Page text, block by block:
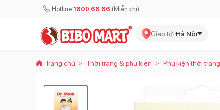
Hotline 1800 68 86 (Miễn phí)
Giao tới:Hà Nội
Trang chủ > Thời trang & phụ kiện > Phụ kiện thời trang